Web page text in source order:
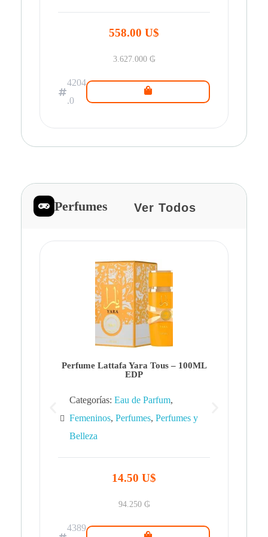
558.00 U$
3.627.000 ₲
4204
.0
Perfumes Ver Todos
Perfume Lattafa Yara Tous – 100ML
EDP
Categorías: Eau de Parfum,
Femeninos, Perfumes, Perfumes y
Belleza
14.50 U$
94.250 ₲
4389